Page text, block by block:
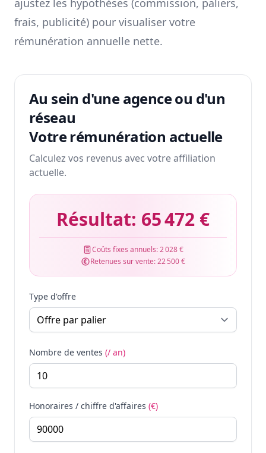
ajustez les hypothèses (commission, paliers,
frais, publicité) pour visualiser votre
rémunération annuelle nette.
Au sein d'une agence ou d'un
réseau
Votre rémunération actuelle
Calculez vos revenus avec votre affiliation
actuelle.
Résultat: 65 472 €
Coûts fixes annuels:2 028 €
Retenues sur vente:22 500 €
Type d'offre
Nombre de ventes (/ an)
Honoraires / chiffre d'affaires (€)